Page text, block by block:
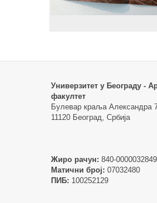
Универзитет у Београду -
факултет
Булевар краља Александра
11120 Београд, Србија
Жиро рачун: 840-
Матични број: 07032480
ПИБ: 100252129